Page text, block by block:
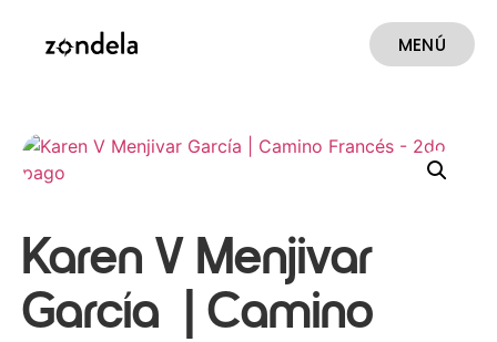
MENÚ
Karen V Menjivar
García | Camino